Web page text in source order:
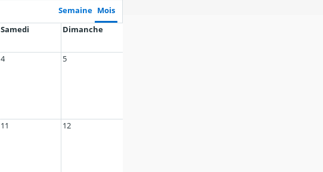
Semaine Mois
Samedi Dimanche
4 5
11 12